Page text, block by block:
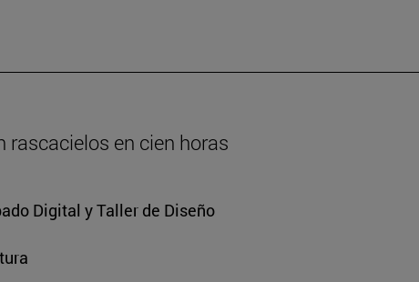
rascacielos en cien horas
Digital y Taller de Diseño